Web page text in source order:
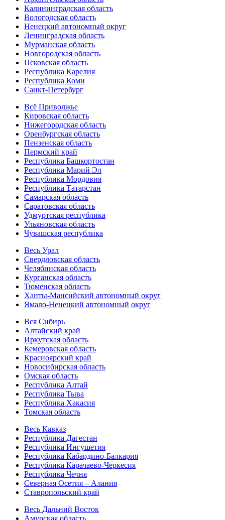
Калининградская область
Вологодская область
Ненецкий автономный округ
Ленинградская область
Мурманская область
Новгородская область
Псковская область
Республика Карелия
Республика Коми
Санкт-Петербург
Всё Приволжье
Кировская область
Нижегородская область
Оренбургская область
Пензенская область
Пермский край
Республика Башкортостан
Республика Марий Эл
Республика Мордовия
Республика Татарстан
Самарская область
Саратовская область
Удмуртская республика
Ульяновская область
Чувашская республика
Весь Урал
Свердловская область
Челябинская область
Курганская область
Тюменская область
Ханты-Мансийский автономный округ
Ямало-Ненецкий автономный округ
Вся Сибирь
Алтайский край
Иркутская область
Кемеровская область
Красноярский край
Новосибирская область
Омская область
Республика Алтай
Республика Тыва
Республика Хакасия
Томская область
Весь Кавказ
Республика Дагестан
Республика Ингушетия
Республика Кабардино-Балкария
Республика Карачаево-Черкесия
Республика Чечня
Северная Осетия – Алания
Ставропольский край
Весь Дальний Восток
Амурская область